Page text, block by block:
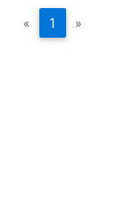
« 1 »